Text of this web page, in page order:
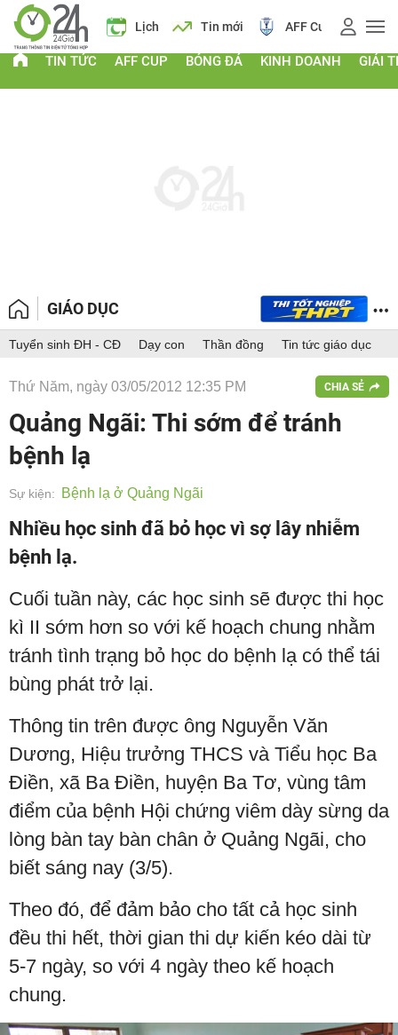
Lịch Tin mới AFF Cup Giá vàng
TIN TỨC AFF CUP BÓNG ĐÁ KINH DOANH GIẢI
GIÁO DỤC
Tuyển sinh ĐH - CĐ Dạy con Thần đồng Tin tức giáo dục
Thứ Năm, ngày 03/05/2012 12:35 PM CHIA SẺ
Quảng Ngãi: Thi sớm để tránh
bệnh lạ
Sự kiện: Bệnh lạ ở Quảng Ngãi
Nhiều học sinh đã bỏ học vì sợ lây nhiễm
bệnh lạ.
Cuối tuần này, các học sinh sẽ được thi học
kì II sớm hơn so với kế hoạch chung nhằm
tránh tình trạng bỏ học do bệnh lạ có thể tái
bùng phát trở lại.
Thông tin trên được ông Nguyễn Văn
Dương, Hiệu trưởng THCS và Tiểu học Ba
Điền, xã Ba Điền, huyện Ba Tơ, vùng tâm
điểm của bệnh Hội chứng viêm dày sừng da
lòng bàn tay bàn chân ở Quảng Ngãi, cho
biết sáng nay (3/5).
Theo đó, để đảm bảo cho tất cả học sinh
đều thi hết, thời gian thi dự kiến kéo dài từ
5-7 ngày, so với 4 ngày theo kế hoạch
chung.